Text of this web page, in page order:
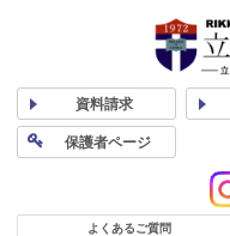
資料請求
保護者ページ
よくあるご質問